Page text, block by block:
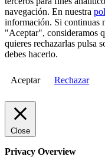
navegación. En nuestra
información. Si continuas
"Aceptar", consideramos
quieres rechazarlas pulsa
debes hacerlo.
Aceptar Rechazar
Close
Privacy Overview